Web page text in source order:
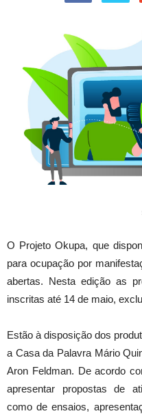
O Projeto Okupa, que
para ocupação por
abertas. Nesta edição as
inscritas até 14 de maio,
Estão à disposição dos
a Casa da Palavra Mário
Aron Feldman. De acordo
apresentar propostas de
como de ensaios,